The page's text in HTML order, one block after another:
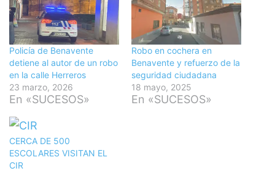
Policía de Benavente
detiene al autor de un robo
en la calle Herreros
23 marzo, 2026
En «SUCESOS»
Robo en cochera en
Benavente y refuerzo de la
seguridad ciudadana
18 mayo, 2025
En «SUCESOS»
CERCA DE 500
ESCOLARES VISITAN EL
CIR